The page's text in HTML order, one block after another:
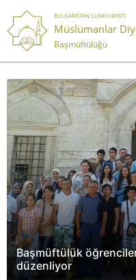
BULGARISTAN CUMHURIYETI
Müslümanlar
Başmüftülüğü
Başmüftülük
düzenliyor